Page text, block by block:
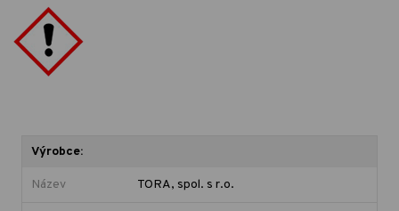
Výrobce:
Název TORA, spol. s r.o.